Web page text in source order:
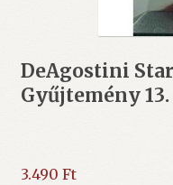
DeAgostini
Gyűjtemény
3.490 Ft